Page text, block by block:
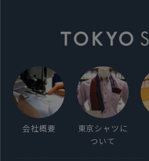
会社概要
東京シャツに
ついて